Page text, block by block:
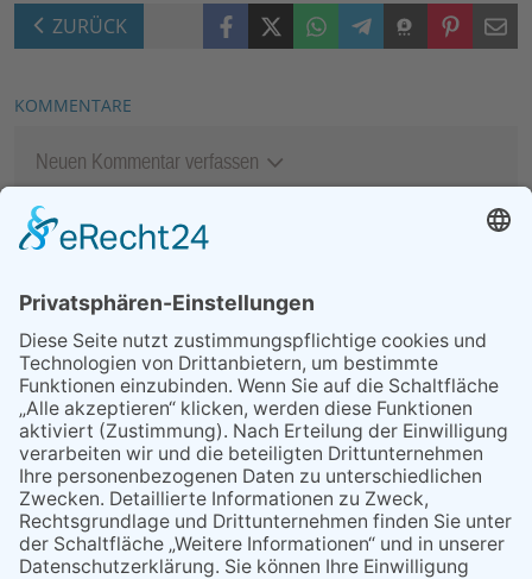
ZURÜCK FacebookX (Twitter)WhatsAppTelegramThreemaPinterestMail
KOMMENTARE
Neuen Kommentar verfassen
MEIST GELESEN
07.08.2026
„Männerschuppen“ stellt sich
vor
07.08.2026
Packende Mixed Duelle beim
KTC
07.08.2026
Polizeibericht
29.05.2026
Was Tschernobyl vor 40
Jahren für Kriftel bedeutete
06.08.2026
13. Folk- & Bluesfestival
kehrt zurück zu seinen
Wurzeln